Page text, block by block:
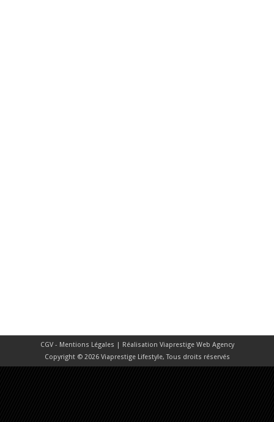
CGV - Mentions Légales | Réalisation Viaprestige Web Agency
Copyright © 2026 Viaprestige Lifestyle, Tous droits réservés